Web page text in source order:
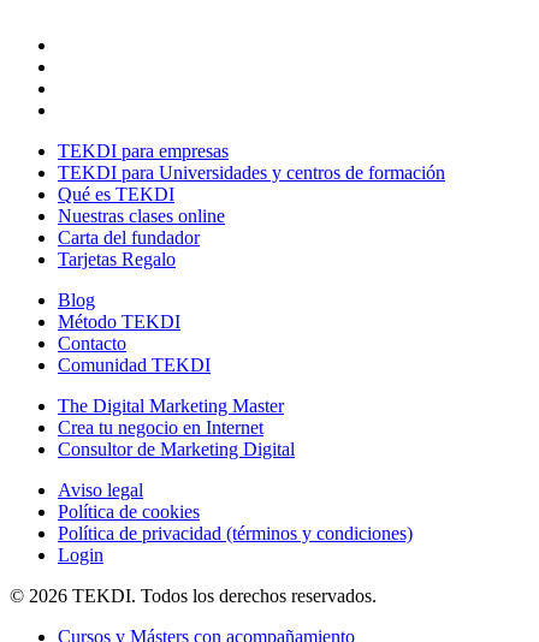
TEKDI para empresas
TEKDI para Universidades y centros de formación
Qué es TEKDI
Nuestras clases online
Carta del fundador
Tarjetas Regalo
Blog
Método TEKDI
Contacto
Comunidad TEKDI
The Digital Marketing Master
Crea tu negocio en Internet
Consultor de Marketing Digital
Aviso legal
Política de cookies
Política de privacidad (términos y condiciones)
Login
© 2026 TEKDI. Todos los derechos reservados.
Cursos y Másters con acompañamiento